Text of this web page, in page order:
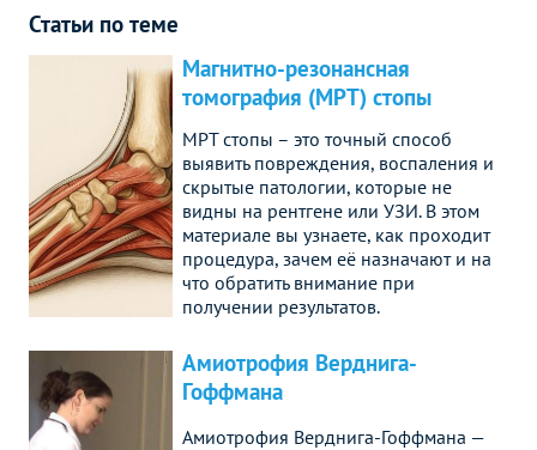
Статьи по теме
Магнитно-резонансная
томография (МРТ) стопы
МРТ стопы – это точный способ
выявить повреждения, воспаления и
скрытые патологии, которые не
видны на рентгене или УЗИ. В этом
материале вы узнаете, как проходит
процедура, зачем её назначают и на
что обратить внимание при
получении результатов.
Амиотрофия Верднига-
Гоффмана
Амиотрофия Верднига-Гоффмана —